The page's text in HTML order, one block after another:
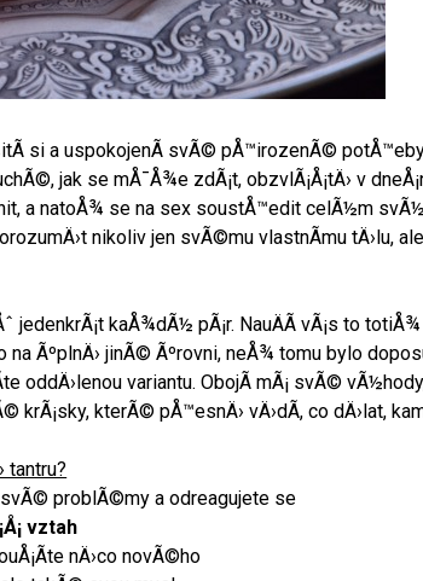
si a uspokojenÃ­ svÃ© pÅ™irozenÃ©
jak se mÅ¯Å¾e zdÃ¡t, obzvlÃ¡Å¡tÄ› v
a natoÅ¾ se na sex soustÅ™edit celÃ½m
nikoliv jen svÃ©mu vlastnÃ­mu tÄ›lu,
jedenkrÃ¡t kaÅ¾dÃ½ pÃ¡r. NauÄÃ­ vÃ¡s to
na ÃºplnÄ› jinÃ© Ãºrovni, neÅ¾ tomu bylo
oddÄ›lenou variantu. ObojÃ­ mÃ¡ svÃ©
krÃ¡sky, kterÃ© pÅ™esnÄ› vÄ›dÃ­, co dÄ›lat,
tantru?
problÃ©my a odreagujete se
vztah
nÄ›co novÃ©ho